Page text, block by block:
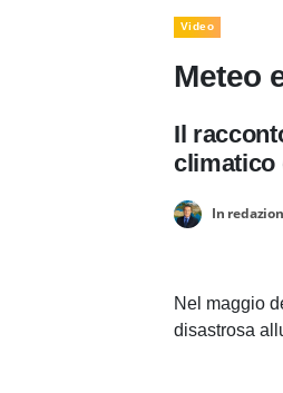
Video
Meteo
Il
climatico
In
Nel maggio
disastrosa